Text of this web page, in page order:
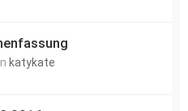
katykate